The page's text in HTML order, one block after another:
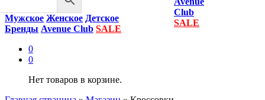
Мужское Женское Детское
Бренды Avenue Club SALE
0
0
Нет товаров в корзине.
Club
SALE